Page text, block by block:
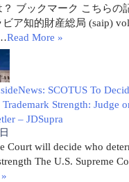
？ ブックマーク こちらの
ア知的財産総局 (saip)
Read More »
SCOTUS To
Strength: Judge
– JDSupra
Court will decide who
The U.S. Supreme